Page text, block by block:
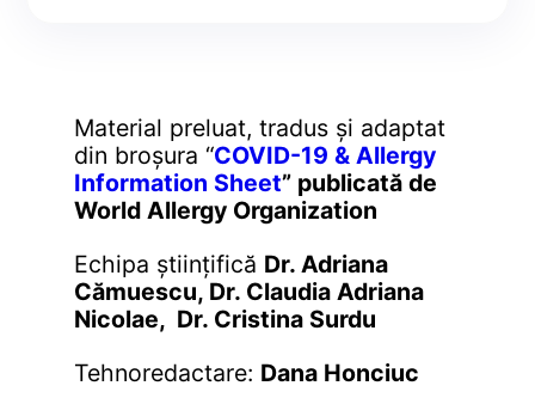
Material preluat, tradus și adaptat
din broșura “COVID-19 & Allergy
Information Sheet” publicată de
World Allergy Organization
Echipa științifică Dr. Adriana
Cămuescu, Dr. Claudia Adriana
Nicolae, Dr. Cristina Surdu
Tehnoredactare: Dana Honciuc